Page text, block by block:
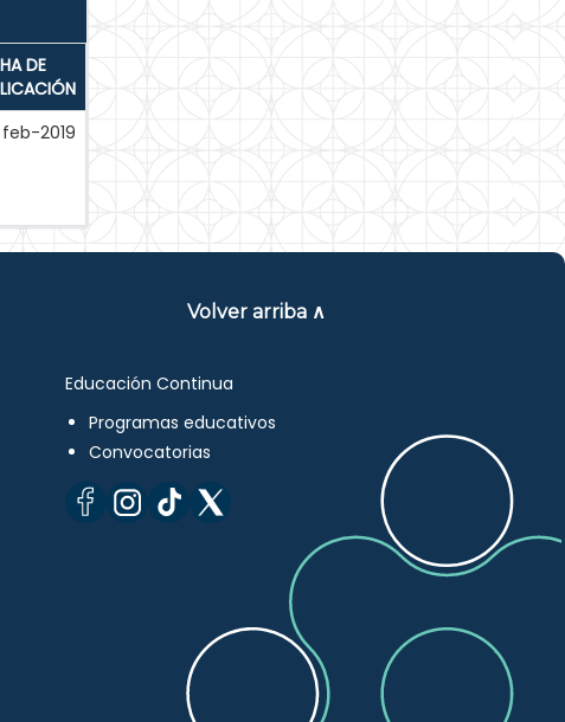
DE
feb-2019
Volver arriba ∧
Educación Continua
Programas educativos
Convocatorias